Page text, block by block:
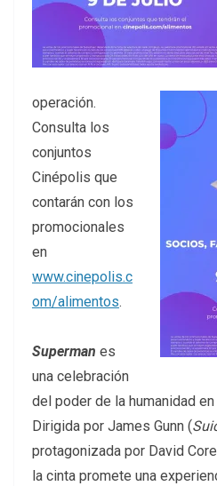
operación.
Consulta los
conjuntos
Cinépolis que
contarán con los
promocionales
en
www.cinepolis.c
om/alimentos.
Superman es
una celebración
del poder de la humanidad
Dirigida por James Gunn (
protagonizada por David
la cinta promete una